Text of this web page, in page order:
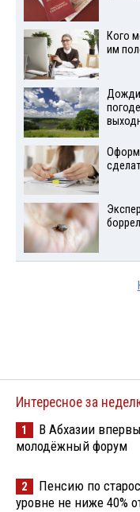
Кого
им
Дожди
Интересное за
1
В Абхазии
молодёжный форум
2
Пенсию по
уровне не ниже 40%